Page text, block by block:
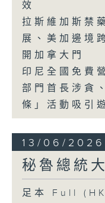
效
拉斯維加斯禁
展、美加邊境
開加拿大門
印尼全國免費
部門首長涉貪
條」活動吸引
13/06/2026
秘魯總統
足本 Full